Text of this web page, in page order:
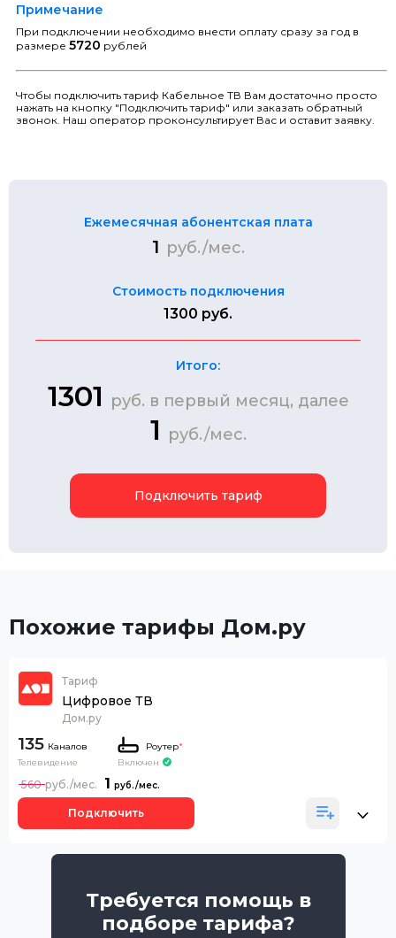
Примечание
При подключении необходимо внести оплату сразу за год в
размере 5720 рублей
Чтобы подключить тариф Кабельное ТВ Вам достаточно просто
нажать на кнопку "Подключить тариф" или заказать обратный
звонок. Наш оператор проконсультирует Вас и оставит заявку.
Ежемесячная абонентская плата
1 руб./мес.
Стоимость подключения
1300 руб.
Итого:
1301 руб. в первый месяц, далее
1 руб./мес.
Подключить тариф
Похожие тарифы Дом.ру
Тариф
Цифровое ТВ
Дом.ру
135 Каналов
Телевидение
Роутер*
Включен
1
560
Подключить
Требуется помощь в
подборе тарифа?